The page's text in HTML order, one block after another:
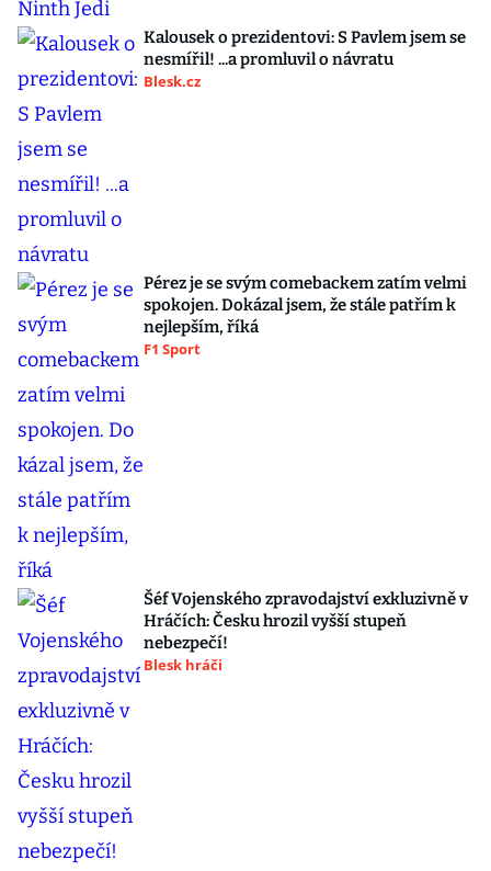
Kalousek o prezidentovi: S Pavlem jsem se
nesmířil! ...a promluvil o návratu
Blesk.cz
Pérez je se svým comebackem zatím velmi
spokojen. Dokázal jsem, že stále patřím k
nejlepším, říká
F1 Sport
Šéf Vojenského zpravodajství exkluzivně v
Hráčích: Česku hrozil vyšší stupeň
nebezpečí!
Blesk hráči